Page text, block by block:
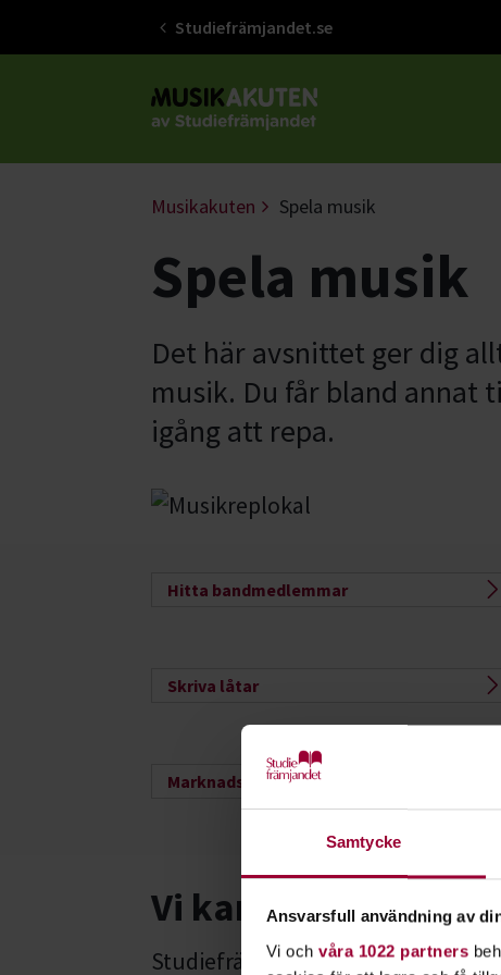
Samtycke
Ansvarsfull användning av
Vi och våra 1022 partners
Studiefrämjandet.se
Gå till studiefrämjandets startsida
Musikakuten Spela musik
Spela musik
Det här avsnittet ger dig
musik. Du får bland annat
igång att repa.
Hitta bandmedlemmar
Skriva låtar
Marknadsföring
Vi kan musik och
Studiefrämjandet är Sveriges